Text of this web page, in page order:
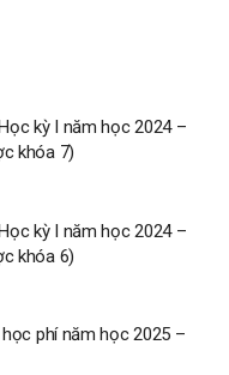
kỳ I năm học 2024 –
khóa 7)
kỳ I năm học 2024 –
khóa 6)
phí năm học 2025 –